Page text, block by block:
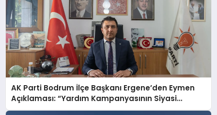
AK Parti Bodrum İlçe Başkanı Ergene’den Eymen
Açıklaması: “Yardım Kampanyasının Siyasi
Malzeme Yapılmasını Kınıyorum”